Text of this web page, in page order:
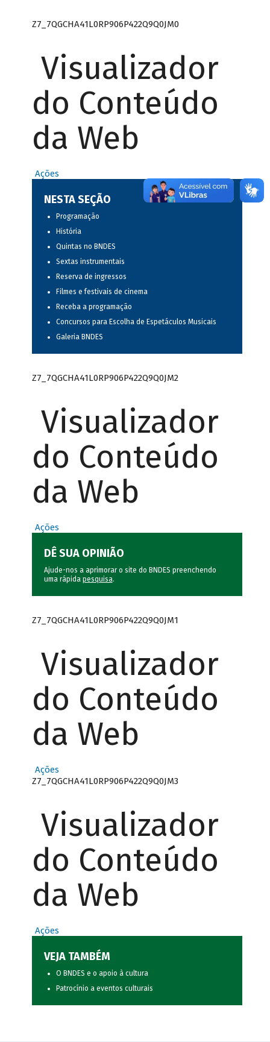
Z7_7QGCHA41L0RP906P422Q9Q0JM0
Visualizador
do Conteúdo
da Web
Ações
NESTA SEÇÃO
Programação
História
Quintas no BNDES
Sextas instrumentais
Reserva de ingressos
Filmes e festivais de cinema
Receba a programação
Concursos para Escolha de Espetáculos Musicais
Galeria BNDES
Z7_7QGCHA41L0RP906P422Q9Q0JM2
Visualizador
do Conteúdo
da Web
Ações
DÊ SUA OPINIÃO
Ajude-nos a aprimorar o site do BNDES preenchendo
uma rápida pesquisa.
Z7_7QGCHA41L0RP906P422Q9Q0JM1
Visualizador
do Conteúdo
da Web
Ações
Z7_7QGCHA41L0RP906P422Q9Q0JM3
Visualizador
do Conteúdo
da Web
Ações
VEJA TAMBÉM
O BNDES e o apoio à cultura
Patrocínio a eventos culturais